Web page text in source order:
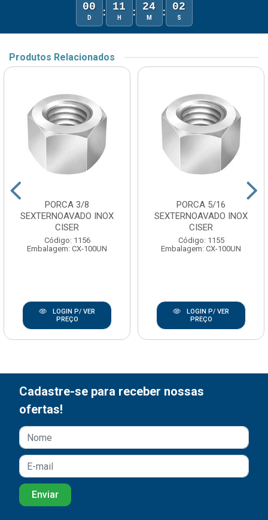
00
D : 11
H : 24
M : 02
S
Produtos Relacionados
PORCA 3/8
SEXTERNOAVADO INOX
CISER
Código: 1156
Embalagem: CX-100UN
LOGIN P/ VER
PREÇO
PORCA 5/16
SEXTERNOAVADO INOX
CISER
Código: 1155
Embalagem: CX-100UN
LOGIN P/ VER
PREÇO
Cadastre-se para receber nossas
ofertas!